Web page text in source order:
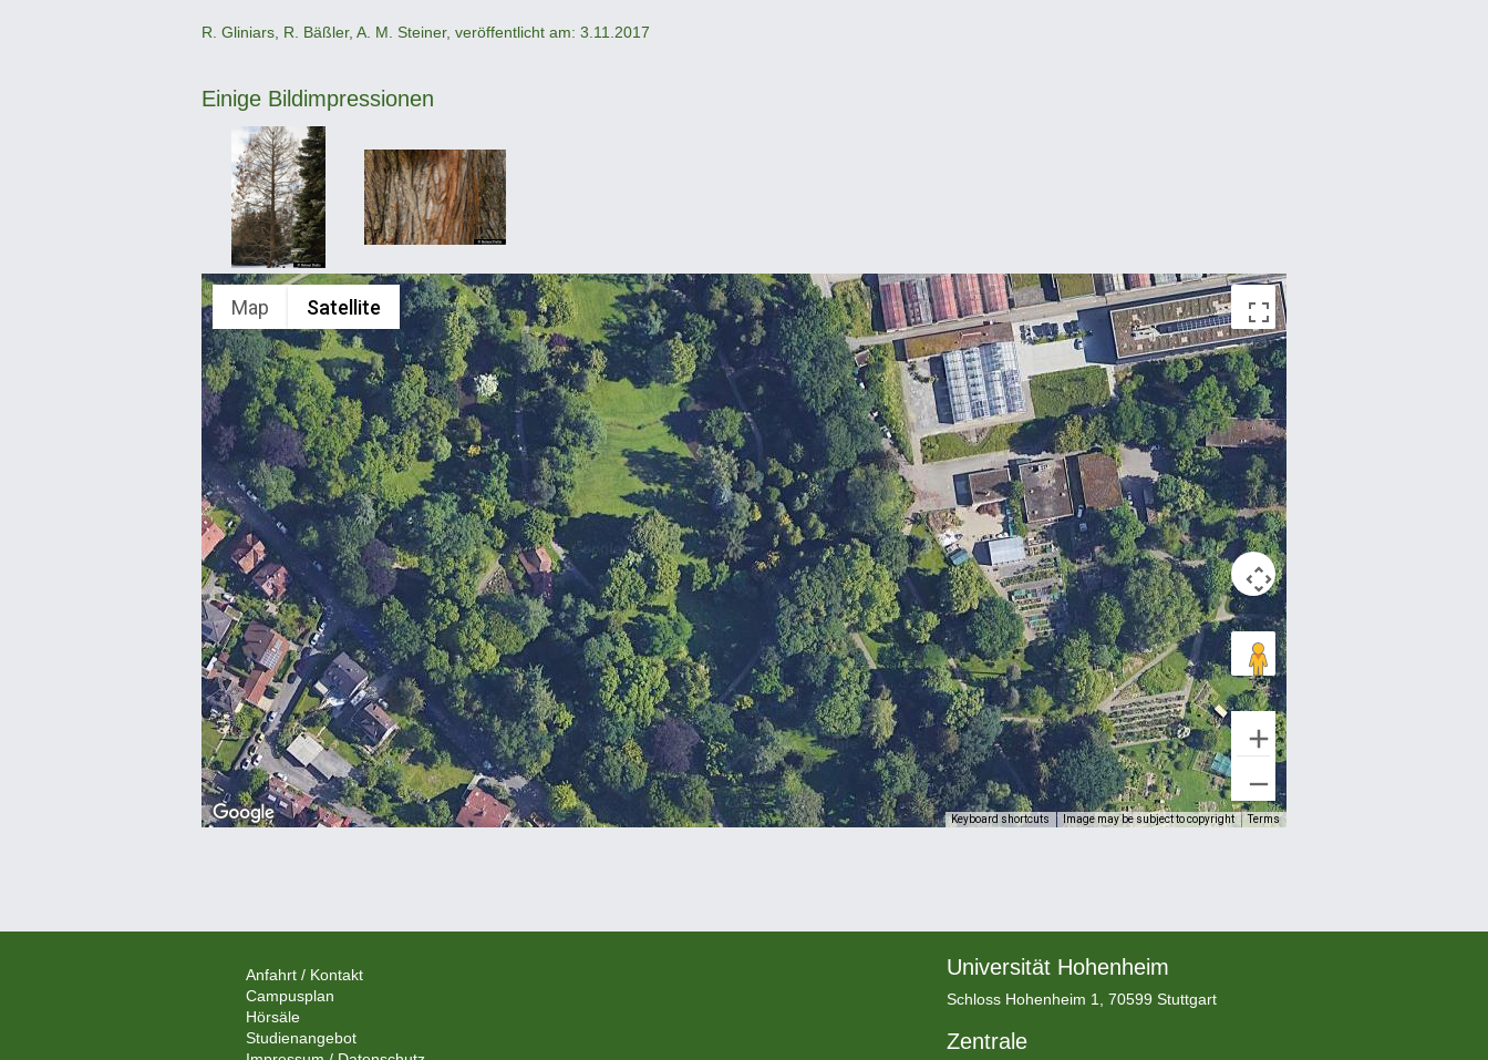
R. Gliniars, R. Bäßler, A. M. Steiner, veröffentlicht am: 3.11.2017
Einige Bildimpressionen
Map Satellite
Keyboard shortcuts Image may be subject to copyright Terms
Anfahrt / Kontakt
Campusplan
Hörsäle
Studienangebot
Universität Hohenheim
Schloss Hohenheim 1, 70599 Stuttgart
Zentrale